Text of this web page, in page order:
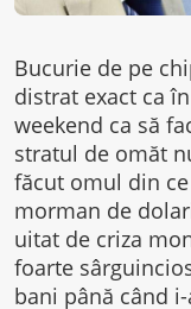
Bucurie de pe
distrat exact ca
weekend ca să
stratul de omăt
făcut omul din
morman de
uitat de criza
foarte
bani până când